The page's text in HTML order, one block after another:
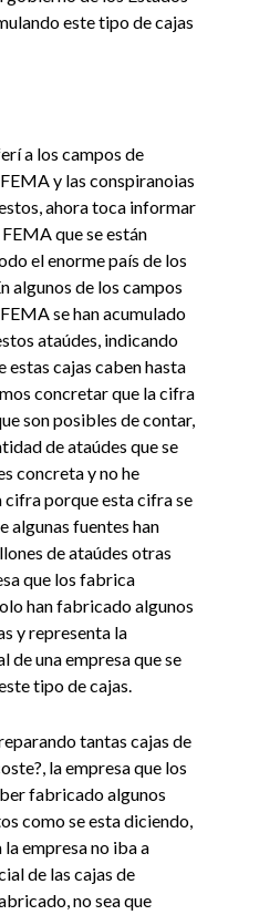
este tipo de cajas
a los campos de
y las conspiranoias
ahora toca informar
que se están
el enorme país de los
algunos de los campos
se han acumulado
ataúdes, indicando
estas cajas caben hasta
concretar que la cifra
son posibles de contar,
de ataúdes que se
concreta y no he
cifra porque esta cifra se
algunas fuentes han
de ataúdes otras
que los fabrica
han fabricado algunos
y representa la
de una empresa que se
tipo de cajas.
tantas cajas de
la empresa que los
fabricado algunos
como se esta diciendo,
empresa no iba a
de las cajas de
no sea que